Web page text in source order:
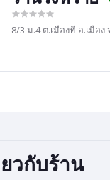
8/3 ม.4 ต.เมืองที อ.เมือง
ยวกับร้าน